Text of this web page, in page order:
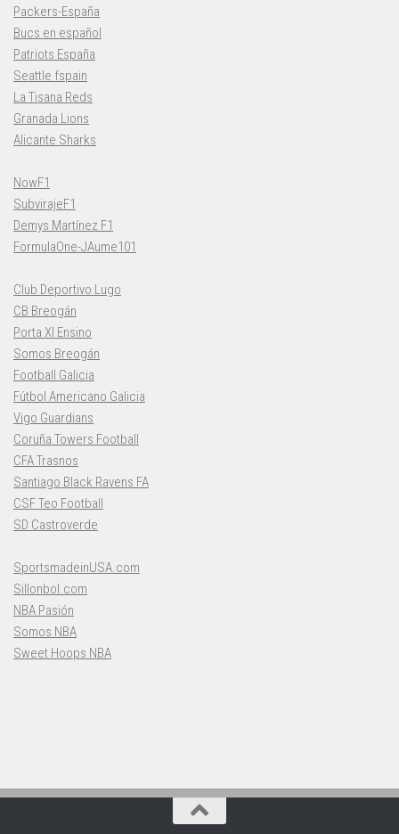
Packers-España
Bucs en español
Patriots España
Seattle fspain
La Tisana Reds
Granada Lions
Alicante Sharks
NowF1
SubvirajeF1
Demys Martínez F1
FormulaOne-JAume101
Club Deportivo Lugo
CB Breogán
Porta XI Ensino
Somos Breogán
Football Galicia
Fútbol Americano Galicia
Vigo Guardians
Coruña Towers Football
CFA Trasnos
Santiago Black Ravens FA
CSF Teo Football
SD Castroverde
SportsmadeinUSA.com
Sillonbol.com
NBA Pasión
Somos NBA
Sweet Hoops NBA